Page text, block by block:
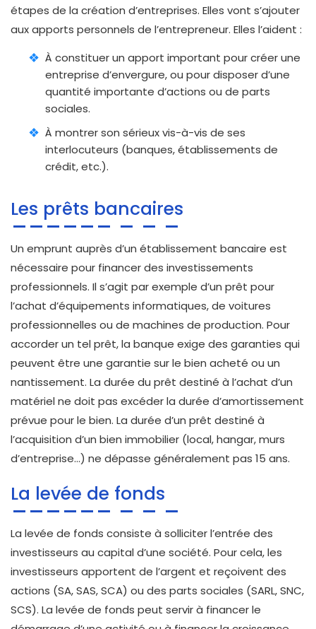
étapes de la création d’entreprises. Elles vont s’ajouter
aux apports personnels de l’entrepreneur. Elles l’aident :
À constituer un apport important pour créer une
entreprise d’envergure, ou pour disposer d’une
quantité importante d’actions ou de parts
sociales.
À montrer son sérieux vis-à-vis de ses
interlocuteurs (banques, établissements de
crédit, etc.).
Les prêts bancaires
Un emprunt auprès d’un établissement bancaire est
nécessaire pour financer des investissements
professionnels. Il s’agit par exemple d’un prêt pour
l’achat d’équipements informatiques, de voitures
professionnelles ou de machines de production. Pour
accorder un tel prêt, la banque exige des garanties qui
peuvent être une garantie sur le bien acheté ou un
nantissement. La durée du prêt destiné à l’achat d’un
matériel ne doit pas excéder la durée d’amortissement
prévue pour le bien. La durée d’un prêt destiné à
l’acquisition d’un bien immobilier (local, hangar, murs
d’entreprise…) ne dépasse généralement pas 15 ans.
La levée de fonds
La levée de fonds consiste à solliciter l’entrée des
investisseurs au capital d’une société. Pour cela, les
investisseurs apportent de l’argent et reçoivent des
actions (SA, SAS, SCA) ou des parts sociales (SARL, SNC,
SCS). La levée de fonds peut servir à financer le